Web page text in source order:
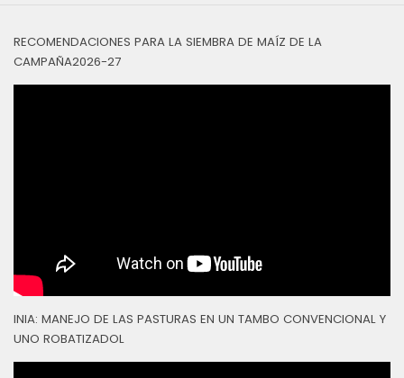
RECOMENDACIONES PARA LA SIEMBRA DE MAÍZ DE LA
CAMPAÑA2026-27
INIA: MANEJO DE LAS PASTURAS EN UN TAMBO CONVENCIONAL Y
UNO ROBATIZADOL